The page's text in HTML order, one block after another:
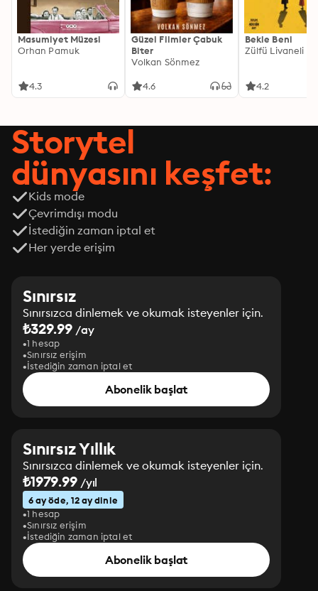
Masumiyet Müzesi
Orhan Pamuk
4.3
Güzel Filmler Çabuk
Biter
Volkan Sönmez
4.6
Bekle Beni
Zülfü Livaneli
4.2
Storytel
dünyasını keşfet:
Kids mode
Çevrimdışı modu
İstediğin zaman iptal et
Her yerde erişim
Sınırsız
Sınırsızca dinlemek ve okumak isteyenler için.
₺329.99 /ay
1 hesap
Sınırsız erişim
İstediğin zaman iptal et
Abonelik başlat
Sınırsız Yıllık
Sınırsızca dinlemek ve okumak isteyenler için.
₺1979.99/yıl
6 ay öde, 12 ay dinle
1 hesap
Sınırsız erişim
İstediğin zaman iptal et
Abonelik başlat